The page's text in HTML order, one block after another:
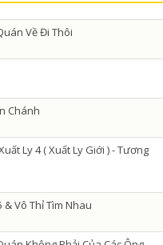
Về Đi Thôi
Chánh
Ly 4 ( Xuất Ly Giới ) - Tương
& Vô Thỉ Tìm Nhau